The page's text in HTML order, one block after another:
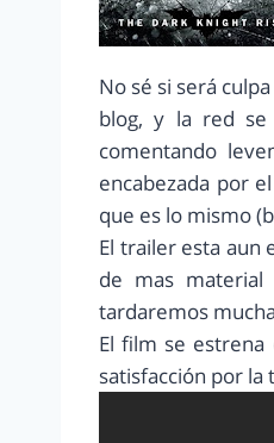
No sé si será
blog, y la red se
comentando
encabezada por
que es lo mismo
El trailer esta aun
de mas
tardaremos
El film se
satisfacción por la